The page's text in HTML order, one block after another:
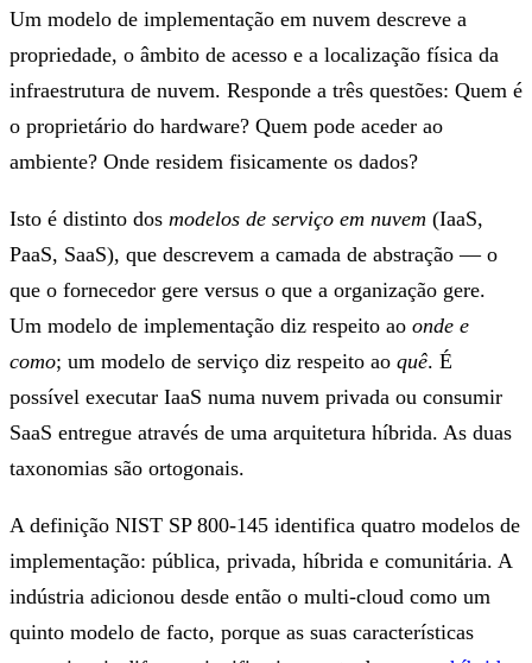
Um modelo de implementação em nuvem descreve a
propriedade, o âmbito de acesso e a localização física da
infraestrutura de nuvem. Responde a três questões: Quem é
o proprietário do hardware? Quem pode aceder ao
ambiente? Onde residem fisicamente os dados?
Isto é distinto dos modelos de serviço em nuvem (IaaS,
PaaS, SaaS), que descrevem a camada de abstração — o
que o fornecedor gere versus o que a organização gere.
Um modelo de implementação diz respeito ao onde e
como; um modelo de serviço diz respeito ao quê. É
possível executar IaaS numa nuvem privada ou consumir
SaaS entregue através de uma arquitetura híbrida. As duas
taxonomias são ortogonais.
A definição NIST SP 800-145 identifica quatro modelos de
implementação: pública, privada, híbrida e comunitária. A
indústria adicionou desde então o multi-cloud como um
quinto modelo de facto, porque as suas características